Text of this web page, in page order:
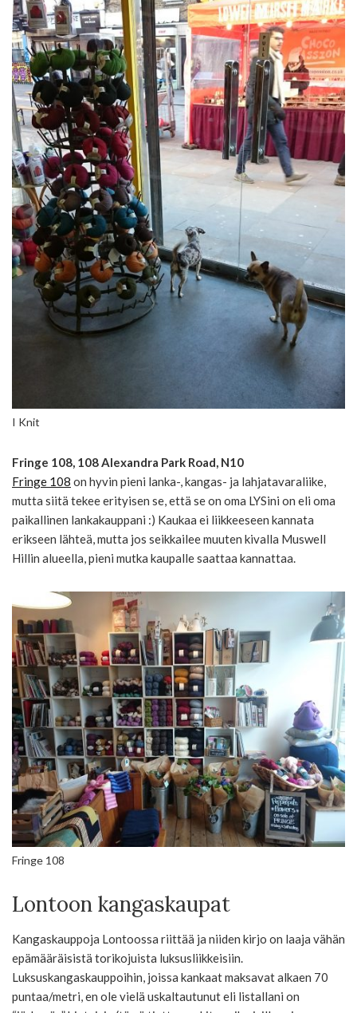
I Knit
Fringe 108, 108 Alexandra Park Road, N10
Fringe 108 on hyvin pieni lanka-, kangas- ja lahjatavaraliike,
mutta siitä tekee erityisen se, että se on oma LYSini on eli oma
paikallinen lankakauppani :) Kaukaa ei liikkeeseen kannata
erikseen lähteä, mutta jos seikkailee muuten kivalla Muswell
Hillin alueella, pieni mutka kaupalle saattaa kannattaa.
Fringe 108
Lontoon kangaskaupat
Kangaskauppoja Lontoossa riittää ja niiden kirjo on laaja vähän
epämääräisistä torikojuista luksusliikkeisiin.
Luksuskangaskauppoihin, joissa kankaat maksavat alkaen 70
puntaa/metri, en ole vielä uskaltautunut eli listallani on